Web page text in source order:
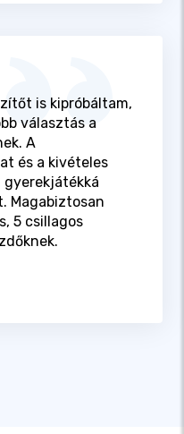
is kipróbáltam,
választás a
A
és a kivételes
Magabiztosan
5 csillagos